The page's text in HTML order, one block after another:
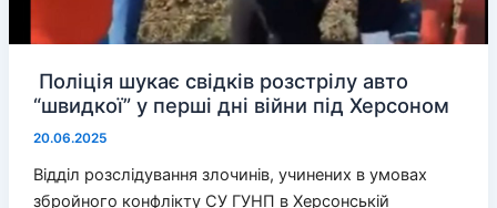
Поліція шукає свідків розстрілу авто
“швидкої” у перші дні війни під Херсоном
20.06.2025
Відділ розслідування злочинів, учинених в умовах
збройного конфлікту СУ ГУНП в Херсонській